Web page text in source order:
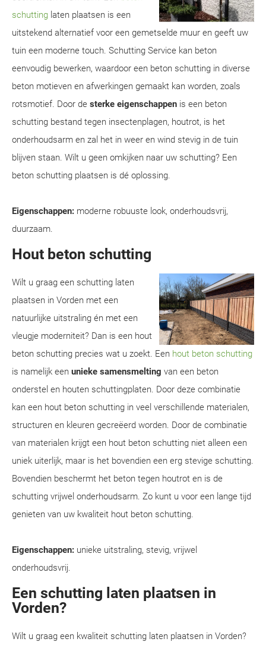
schutting laten plaatsen is een
uitstekend alternatief voor een gemetselde muur en geeft uw
tuin een moderne touch. Schutting Service kan beton
eenvoudig bewerken, waardoor een beton schutting in diverse
beton motieven en afwerkingen gemaakt kan worden, zoals
rotsmotief. Door de sterke eigenschappen is een beton
schutting bestand tegen insectenplagen, houtrot, is het
onderhoudsarm en zal het in weer en wind stevig in de tuin
blijven staan. Wilt u geen omkijken naar uw schutting? Een
beton schutting plaatsen is dé oplossing.
Eigenschappen: moderne robuuste look, onderhoudsvrij,
duurzaam.
Hout beton schutting
Wilt u graag een schutting laten
plaatsen in Vorden met een
natuurlijke uitstraling én met een
vleugje moderniteit? Dan is een hout
beton schutting precies wat u zoekt. Een hout beton schutting
is namelijk een unieke samensmelting van een beton
onderstel en houten schuttingplaten. Door deze combinatie
kan een hout beton schutting in veel verschillende materialen,
structuren en kleuren gecreëerd worden. Door de combinatie
van materialen krijgt een hout beton schutting niet alleen een
uniek uiterlijk, maar is het bovendien een erg stevige schutting.
Bovendien beschermt het beton tegen houtrot en is de
schutting vrijwel onderhoudsarm. Zo kunt u voor een lange tijd
genieten van uw kwaliteit hout beton schutting.
Eigenschappen: unieke uitstraling, stevig, vrijwel
onderhoudsvrij.
Een schutting laten plaatsen in
Vorden?
Wilt u graag een kwaliteit schutting laten plaatsen in Vorden?